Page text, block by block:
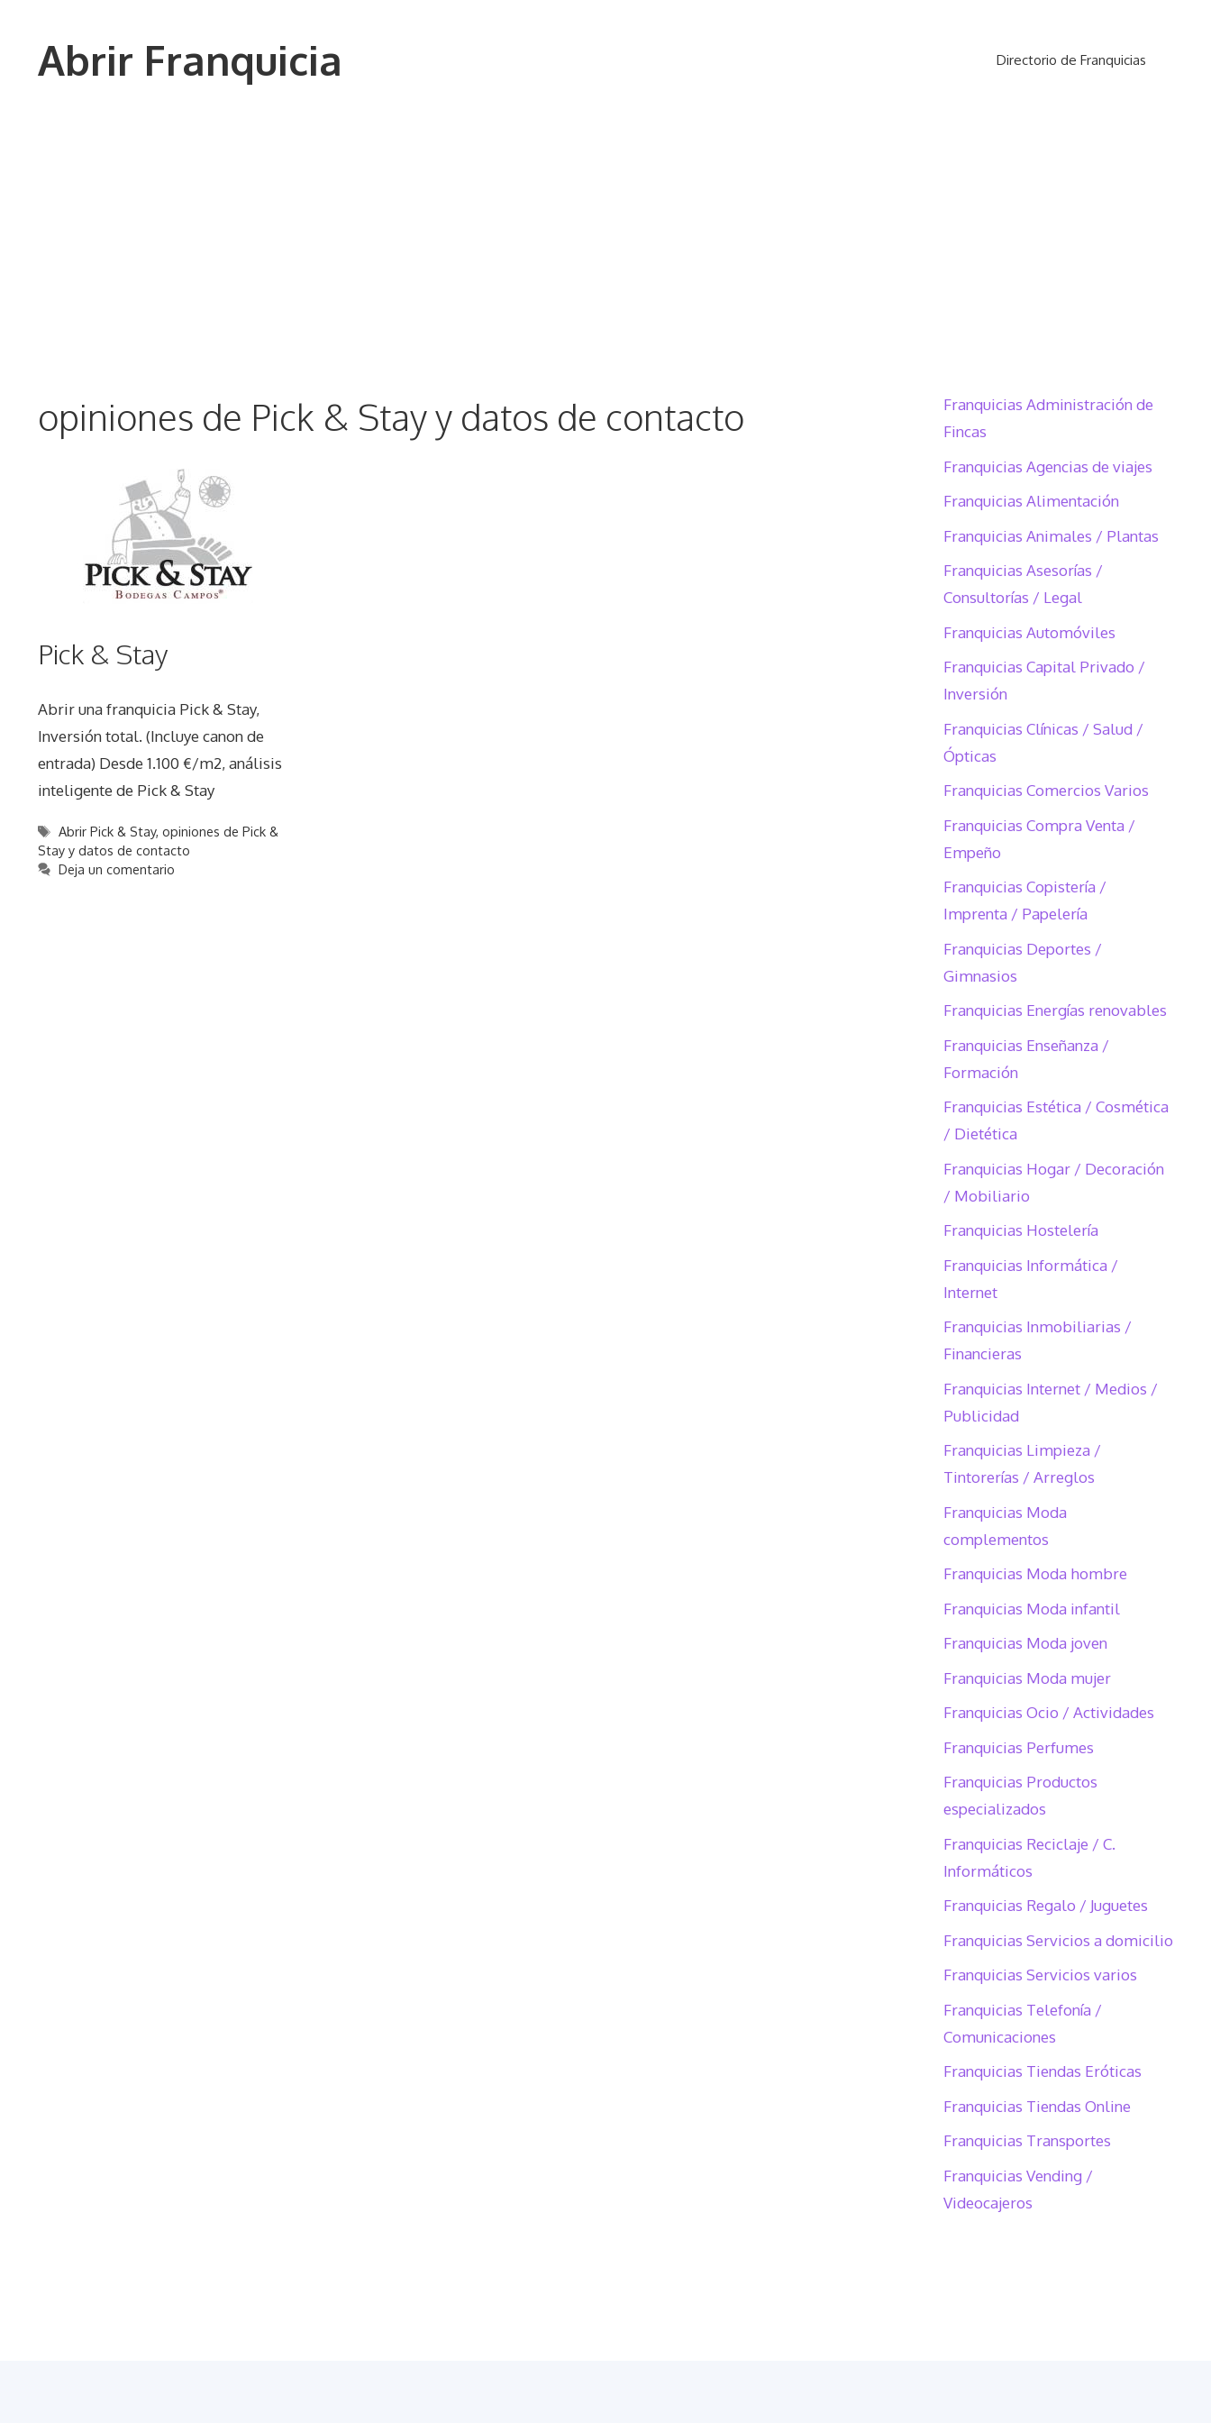
contenidoAbrir Franquicia Directorio de Franquicias
opiniones de Pick & Stay y datos de contacto
Pick & Stay
Abrir una franquicia Pick & Stay,
Inversión total. (Incluye canon de
entrada) Desde 1.100 €/m2, análisis
inteligente de Pick & Stay
Etiquetas
Abrir Pick & Stay,opiniones de Pick &
Stay y datos de contacto
Deja un comentario
Franquicias Administración de
Fincas
Franquicias Agencias de viajes
Franquicias Alimentación
Franquicias Animales / Plantas
Franquicias Asesorías /
Consultorías / Legal
Franquicias Automóviles
Franquicias Capital Privado /
Inversión
Franquicias Clínicas / Salud /
Ópticas
Franquicias Comercios Varios
Franquicias Compra Venta /
Empeño
Franquicias Copistería /
Imprenta / Papelería
Franquicias Deportes /
Gimnasios
Franquicias Energías renovables
Franquicias Enseñanza /
Formación
Franquicias Estética / Cosmética
/ Dietética
Franquicias Hogar / Decoración
/ Mobiliario
Franquicias Hostelería
Franquicias Informática /
Internet
Franquicias Inmobiliarias /
Financieras
Franquicias Internet / Medios /
Publicidad
Franquicias Limpieza /
Tintorerías / Arreglos
Franquicias Moda
complementos
Franquicias Moda hombre
Franquicias Moda infantil
Franquicias Moda joven
Franquicias Moda mujer
Franquicias Ocio / Actividades
Franquicias Perfumes
Franquicias Productos
especializados
Franquicias Reciclaje / C.
Informáticos
Franquicias Regalo / Juguetes
Franquicias Servicios a domicilio
Franquicias Servicios varios
Franquicias Telefonía /
Comunicaciones
Franquicias Tiendas Eróticas
Franquicias Tiendas Online
Franquicias Transportes
Franquicias Vending /
Videocajeros